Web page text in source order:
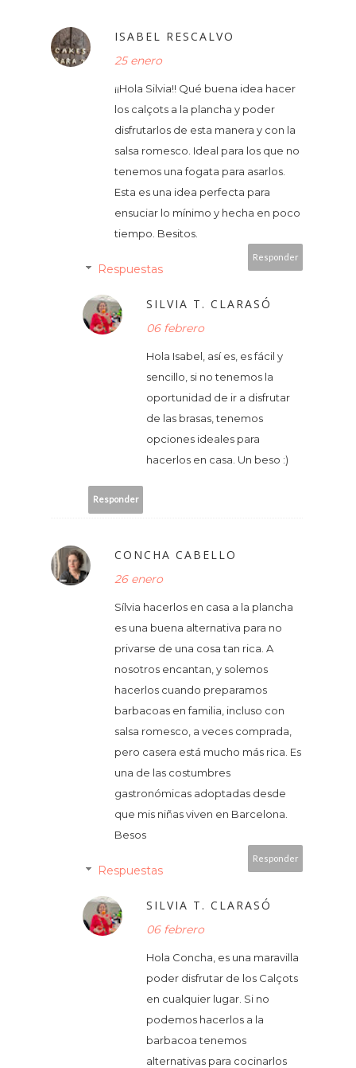
ISABEL RESCALVO
25 enero
¡¡Hola Silvia!! Qué buena idea hacer
los calçots a la plancha y poder
disfrutarlos de esta manera y con la
salsa romesco. Ideal para los que no
tenemos una fogata para asarlos.
Esta es una idea perfecta para
ensuciar lo mínimo y hecha en poco
tiempo. Besitos.
Responder
Respuestas
SILVIA T. CLARASÓ
06 febrero
Hola Isabel, así es, es fácil y
sencillo, si no tenemos la
oportunidad de ir a disfrutar
de las brasas, tenemos
opciones ideales para
hacerlos en casa. Un beso :)
Responder
CONCHA CABELLO
26 enero
Sílvia hacerlos en casa a la plancha
es una buena alternativa para no
privarse de una cosa tan rica. A
nosotros encantan, y solemos
hacerlos cuando preparamos
barbacoas en familia, incluso con
salsa romesco, a veces comprada,
pero casera está mucho más rica. Es
una de las costumbres
gastronómicas adoptadas desde
que mis niñas viven en Barcelona.
Besos
Responder
Respuestas
SILVIA T. CLARASÓ
06 febrero
Hola Concha, es una maravilla
poder disfrutar de los Calçots
en cualquier lugar. Si no
podemos hacerlos a la
barbacoa tenemos
alternativas para cocinarlos